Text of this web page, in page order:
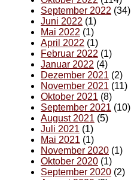
September 2022 (34)
Juni 2022 (1)
Mai 2022 (1)
April 2022 (1)
Februar 2022 (1)
Januar 2022 (4)
Dezember 2021 (2)
November 2021 (11)
Oktober 2021 (8)
September 2021 (10)
August 2021 (5)
Juli 2021 (1)
Mai 2021 (1)
November 2020 (1)
Oktober 2020 (1)
September 2020 (2)